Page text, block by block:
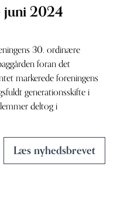
juni 2024
30. ordinære
foran det
markerede foreningens
generationsskifte i
deltog i
Læs nyhedsbrevet